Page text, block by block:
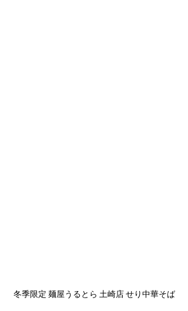
冬季限定 麺屋うるとら 土崎店 せり中華そば